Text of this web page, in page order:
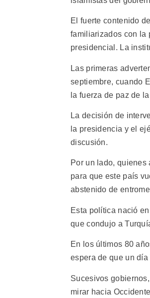
El fuerte contenido
familiarizados con la
presidencial. La
Las primeras
septiembre, cuando
la fuerza de paz de
La decisión de
la presidencia y el
discusión.
Por un lado,
para que este país
abstenido de
Esta política nació
que condujo a
En los últimos 80
espera de que un
Sucesivos
mirar hacia